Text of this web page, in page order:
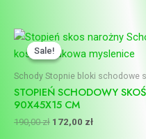
Sale!
Sale!
Schody Stopnie bloki schodowe
STOPIEŃ SCHODOWY
90X45X15 CM
190,00zł
Pierwotna
cena
wynosiła:
190,00 zł.
172,00 zł
Aktualna
wynosi:
172,00 zł.